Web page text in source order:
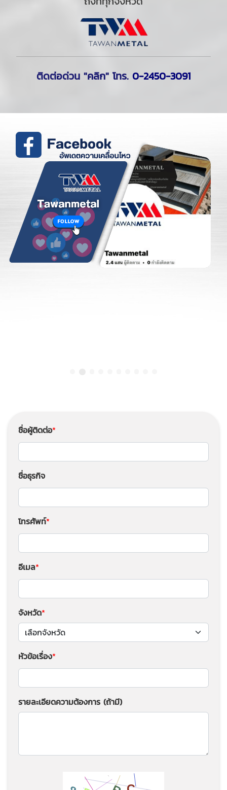
ติดต่อด่วน "คลิก" โทร. 0-2450-3091
ลลิค
ชื่อผู้ติดต่อ
ชื่อธุรกิจ
โทรศัพท์
อีเมล
จังหวัด
หัวข้อเรื่อง
รายละเอียดความต้องการ (ถ้ามี)